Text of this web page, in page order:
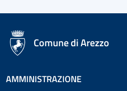
logo Unione Europea
Comune di Arezzo
AMMINISTRAZIONE